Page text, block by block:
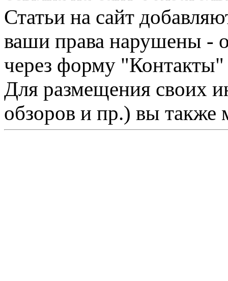
Статьи на сайт
ваши права нарушены -
через форму "Контакты"
Для размещения своих
обзоров и пр.) вы также